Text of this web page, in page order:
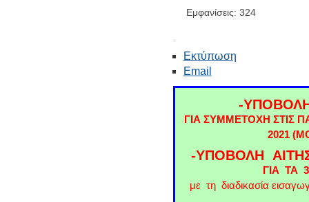
Εμφανίσεις: 324
Εκτύπωση
Email
-
ΓΙΑ ΣΥΜΜΕΤΟΧΗ ΣΤΙΣ
2021
-ΥΠΟΒΟΛΗ
ΓΙΑ ΤΑ
με τη διαδικασία